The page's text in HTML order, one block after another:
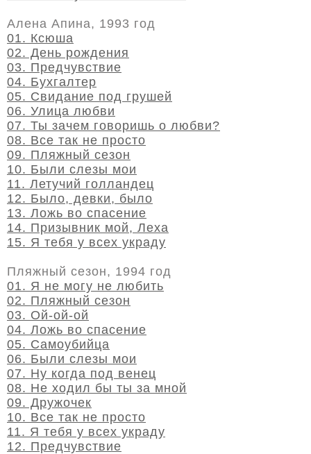
Алена Апина, 1993 год
01. Ксюша
02. День рождения
03. Предчувствие
04. Бухгалтер
05. Свидание под грушей
06. Улица любви
07. Ты зачем говоришь о любви?
08. Все так не просто
09. Пляжный сезон
10. Были слезы мои
11. Летучий голландец
12. Было, девки, было
13. Ложь во спасение
14. Призывник мой, Леха
15. Я тебя у всех украду
Пляжный сезон, 1994 год
01. Я не могу не любить
02. Пляжный сезон
03. Ой-ой-ой
04. Ложь во спасение
05. Самоубийца
06. Были слезы мои
07. Ну когда под венец
08. Не ходил бы ты за мной
09. Дружочек
10. Все так не просто
11. Я тебя у всех украду
12. Предчувствие